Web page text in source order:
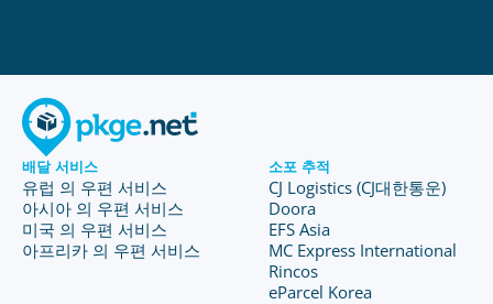
배달 서비스
유럽 의 우편 서비스
아시아 의 우편 서비스
미국 의 우편 서비스
아프리카 의 우편 서비스
소포 추적
CJ Logistics (CJ대한통운)
Doora
EFS Asia
MC Express International
Rincos
eParcel Korea